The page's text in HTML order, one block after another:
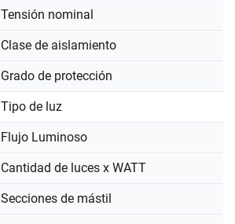
Tensión nominal
Clase de aislamiento
Grado de protección
Tipo de luz
Flujo Luminoso
Cantidad de luces x WATT
Secciones de mástil